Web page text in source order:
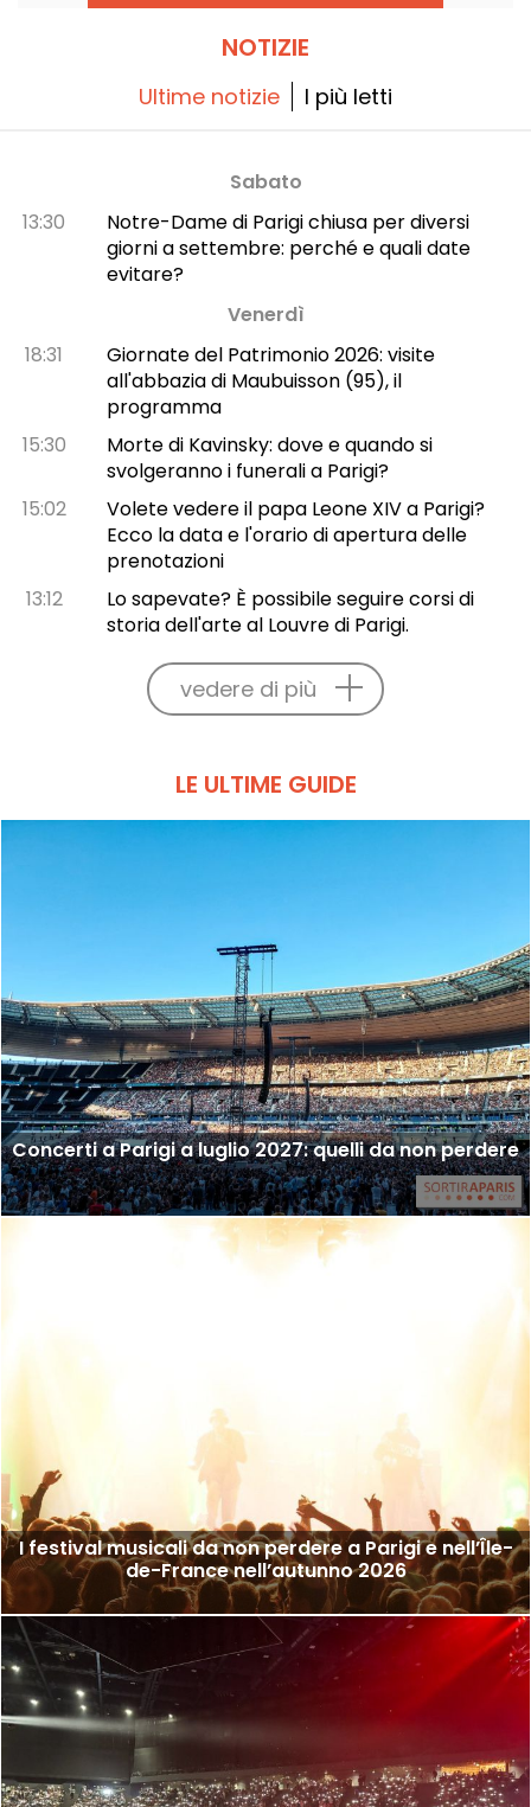
NOTIZIE
Ultime notizie I più letti
Sabato
13:30
Notre-Dame di Parigi chiusa per diversi
giorni a settembre: perché e quali date
evitare?
Venerdì
18:31
Giornate del Patrimonio 2026: visite
all'abbazia di Maubuisson (95), il
programma
15:30
Morte di Kavinsky: dove e quando si
svolgeranno i funerali a Parigi?
15:02
Volete vedere il papa Leone XIV a Parigi?
Ecco la data e l'orario di apertura delle
prenotazioni
13:12
Lo sapevate? È possibile seguire corsi di
storia dell'arte al Louvre di Parigi.
vedere di più
LE ULTIME GUIDE
Concerti a Parigi a luglio 2027: quelli da non perdere
I festival musicali da non perdere a Parigi e nell’Île-
de-France nell’autunno 2026